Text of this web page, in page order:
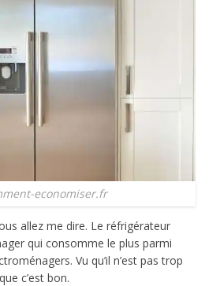
economiser.fr
allez me dire. Le réfrigérateur
qui consomme le plus parmi
Vu qu’il n’est pas trop
c’est bon.